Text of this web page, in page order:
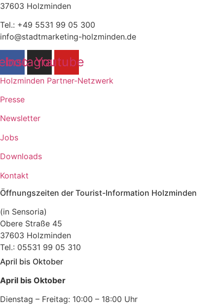
37603 Holzminden
Tel.: +49 5531 99 05 300
info@stadtmarketing-holzminden.de
Instagram
Youtube
Holzminden Partner-Netzwerk
Presse
Newsletter
Jobs
Downloads
Kontakt
Öffnungszeiten der Tourist-Information Holzminden
(in Sensoria)
Obere Straße 45
37603 Holzminden
Tel.: 05531 99 05 310
April bis Oktober
April bis Oktober
Dienstag – Freitag: 10:00 – 18:00 Uhr